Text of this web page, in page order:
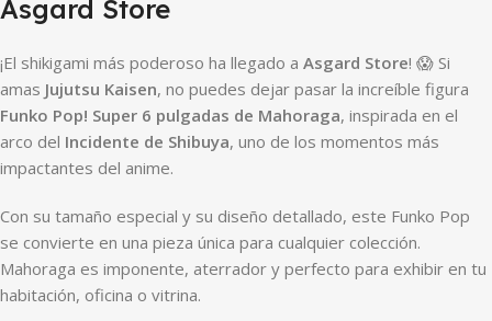
Asgard Store
¡El shikigami más poderoso ha llegado a Asgard Store! 😱 Si
amas Jujutsu Kaisen, no puedes dejar pasar la increíble figura
Funko Pop! Super 6 pulgadas de Mahoraga, inspirada en el
arco del Incidente de Shibuya, uno de los momentos más
impactantes del anime.
Con su tamaño especial y su diseño detallado, este Funko Pop
se convierte en una pieza única para cualquier colección.
Mahoraga es imponente, aterrador y perfecto para exhibir en tu
habitación, oficina o vitrina.